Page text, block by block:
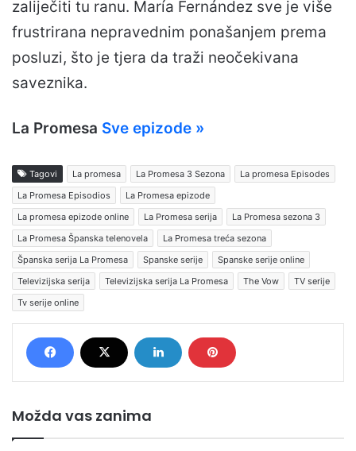
zaliječiti tu ranu. María Fernández sve je više
frustrirana nepravednim ponašanjem prema
posluzi, što je tjera da traži neočekivana
saveznika.
La Promesa Sve epizode »
Tagovi La promesa La Promesa 3 Sezona
La promesa Episodes
La Promesa Episodios
La Promesa epizode
La promesa epizode online
La Promesa serija
La Promesa sezona 3
La Promesa Španska telenovela
La Promesa treća sezona
Španska serija La Promesa
Spanske serije
Spanske serije online
Televizijska serija
Televizijska serija La Promesa The Vow
TV serije
Tv serije online
Možda vas zanima